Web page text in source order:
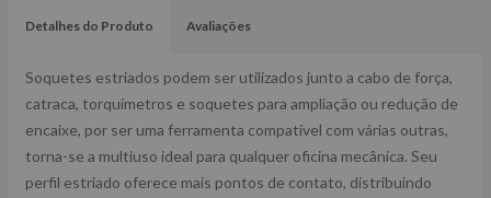
Detalhes do Produto Avaliações
Soquetes estriados podem ser utilizados junto a cabo de força,
catraca, torquímetros e soquetes para ampliação ou redução de
encaixe, por ser uma ferramenta compatível com várias outras,
torna-se a multiuso ideal para qualquer oficina mecânica. Seu
perfil estriado oferece mais pontos de contato, distribuindo